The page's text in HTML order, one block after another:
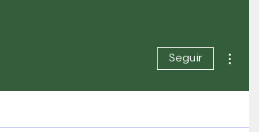
Seguir